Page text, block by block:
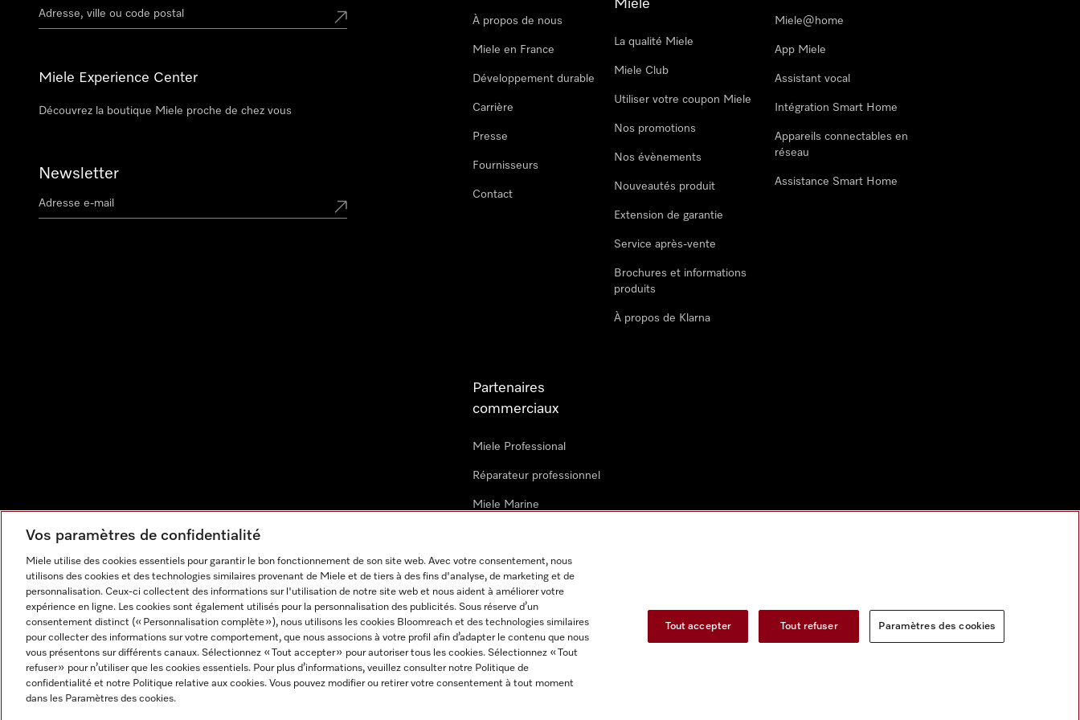
Miele Experience Center
Découvrez la boutique Miele proche de chez vous
Newsletter
À propos de nous
Miele en France
Développement durable
Carrière
Presse
Fournisseurs
Contact
Miele
La qualité Miele
Miele Club
Utiliser votre coupon Miele
Nos promotions
Nos évènements
Nouveautés produit
Extension de garantie
Service après-vente
Brochures et informations
produits
À propos de Klarna
Miele@home
App Miele
Assistant vocal
Intégration Smart Home
Appareils connectables en
réseau
Assistance Smart Home
Partenaires
commerciaux
Miele Professional
Réparateur professionnel
Miele Marine
Revendeurs
Mentions légales CGV Protection des données Conditions d'utilisation Déclaration d'accessibilité
Paramètres des cookies
Vos paramètres de confidentialité
Miele utilise des cookies essentiels pour garantir le bon fonctionnement de son site web. Avec votre consentement, nous
utilisons des cookies et des technologies similaires provenant de Miele et de tiers à des fins d'analyse, de marketing et de
personnalisation. Ceux-ci collectent des informations sur l'utilisation de notre site web et nous aident à améliorer votre
expérience en ligne. Les cookies sont également utilisés pour la personnalisation des publicités. Sous réserve d’un
consentement distinct (« Personnalisation complète »), nous utilisons les cookies Bloomreach et des technologies similaires
pour collecter des informations sur votre comportement, que nous associons à votre profil afin d’adapter le contenu que nous
vous présentons sur différents canaux. Sélectionnez « Tout accepter » pour autoriser tous les cookies. Sélectionnez « Tout
refuser » pour n’utiliser que les cookies essentiels. Pour plus d’informations, veuillez consulter notre Politique de
confidentialité et notre Politique relative aux cookies. Vous pouvez modifier ou retirer votre consentement à tout moment
dans les Paramètres des cookies.
Tout accepter Tout refuser Paramètres des cookies